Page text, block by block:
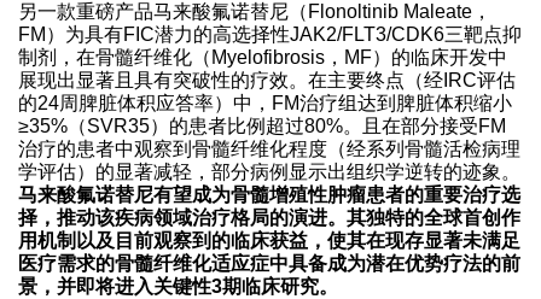
另一款重磅产品马来酸氟诺替尼（Flonoltinib Maleate，
FM）为具有FIC潜力的高选择性JAK2/FLT3/CDK6三靶点抑
制剂，在骨髓纤维化（Myelofibrosis，MF）的临床开发中
展现出显著且具有突破性的疗效。在主要终点（经IRC评估
的24周脾脏体积应答率）中，FM治疗组达到脾脏体积缩小
≥35%（SVR35）的患者比例超过80%。且在部分接受FM
治疗的患者中观察到骨髓纤维化程度（经系列骨髓活检病理
学评估）的显著减轻，部分病例显示出组织学逆转的迹象。
马来酸氟诺替尼有望成为骨髓增殖性肿瘤患者的重要治疗选
择，推动该疾病领域治疗格局的演进。其独特的全球首创作
用机制以及目前观察到的临床获益，使其在现存显著未满足
医疗需求的骨髓纤维化适应症中具备成为潜在优势疗法的前
景，并即将进入关键性3期临床研究。